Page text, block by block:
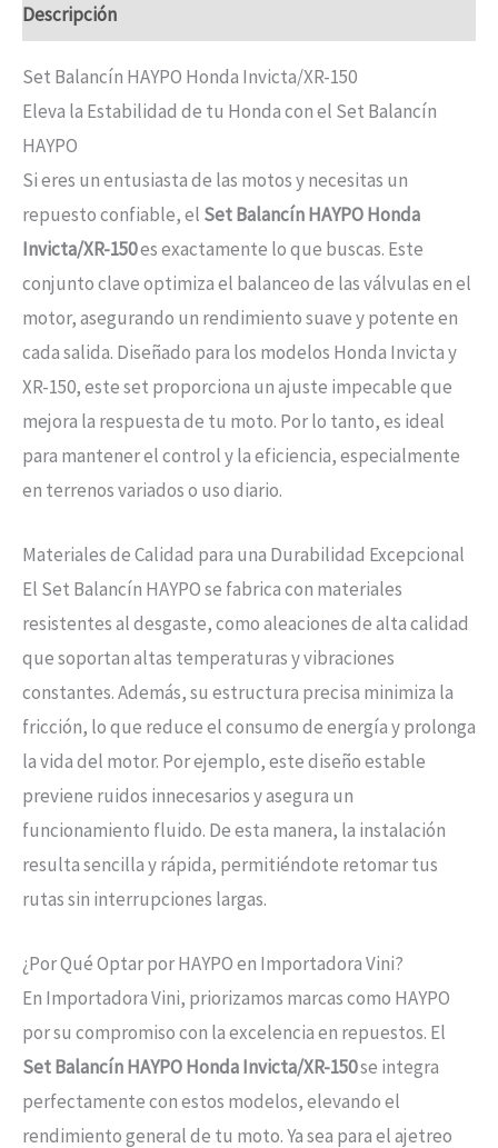
Descripción
Set Balancín HAYPO Honda Invicta/XR-150
Eleva la Estabilidad de tu Honda con el Set Balancín
HAYPO
Si eres un entusiasta de las motos y necesitas un
repuesto confiable, el Set Balancín HAYPO Honda
Invicta/XR-150es exactamente lo que buscas. Este
conjunto clave optimiza el balanceo de las válvulas en el
motor, asegurando un rendimiento suave y potente en
cada salida. Diseñado para los modelos Honda Invicta y
XR-150, este set proporciona un ajuste impecable que
mejora la respuesta de tu moto. Por lo tanto, es ideal
para mantener el control y la eficiencia, especialmente
en terrenos variados o uso diario.
Materiales de Calidad para una Durabilidad Excepcional
El Set Balancín HAYPO se fabrica con materiales
resistentes al desgaste, como aleaciones de alta calidad
que soportan altas temperaturas y vibraciones
constantes. Además, su estructura precisa minimiza la
fricción, lo que reduce el consumo de energía y prolonga
la vida del motor. Por ejemplo, este diseño estable
previene ruidos innecesarios y asegura un
funcionamiento fluido. De esta manera, la instalación
resulta sencilla y rápida, permitiéndote retomar tus
rutas sin interrupciones largas.
¿Por Qué Optar por HAYPO en Importadora Vini?
En Importadora Vini, priorizamos marcas como HAYPO
por su compromiso con la excelencia en repuestos. El
Set Balancín HAYPO Honda Invicta/XR-150se integra
perfectamente con estos modelos, elevando el
rendimiento general de tu moto. Ya sea para el ajetreo